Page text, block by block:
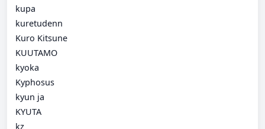
kupa
kuretudenn
Kuro Kitsune
KUUTAMO
kyoka
Kyphosus
kyun ja
KYUTA
kz